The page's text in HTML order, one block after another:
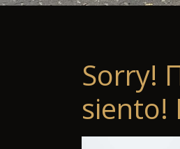
Sorry!
siento!